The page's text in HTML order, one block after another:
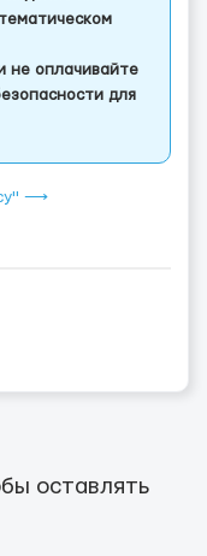
не оплачивайте
для
⟶
оставлять